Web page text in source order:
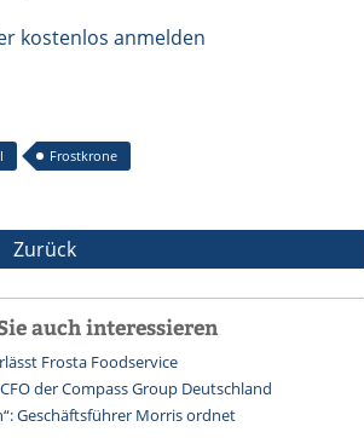
kostenlos anmelden
Frostkrone
Zurück
auch interessieren
Frosta Foodservice
der Compass Group Deutschland
Geschäftsführer Morris ordnet